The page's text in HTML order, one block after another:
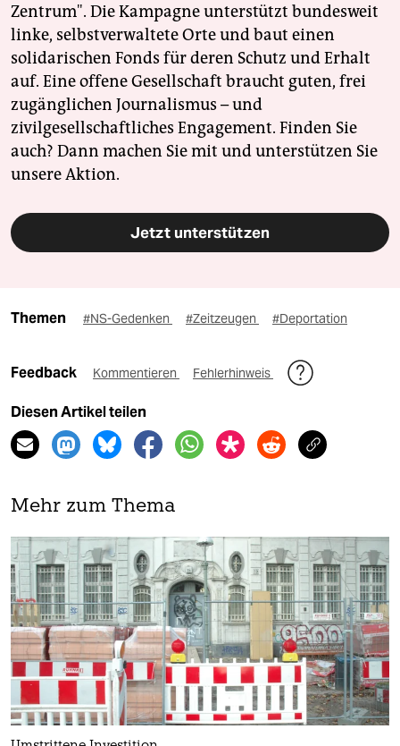
Zentrum". Die Kampagne unterstützt bundesweit
linke, selbstverwaltete Orte und baut einen
solidarischen Fonds für deren Schutz und Erhalt
auf. Eine offene Gesellschaft braucht guten, frei
zugänglichen Journalismus – und
zivilgesellschaftliches Engagement. Finden Sie
auch? Dann machen Sie mit und unterstützen Sie
unsere Aktion.
Jetzt unterstützen
Themen #NS-Gedenken #Zeitzeugen #Deportation
Feedback Kommentieren Fehlerhinweis
Diesen Artikel teilen
Mehr zum Thema